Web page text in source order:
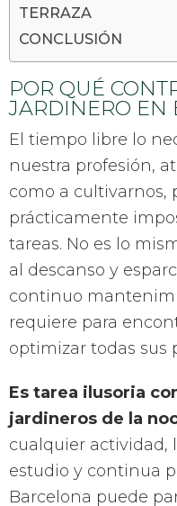
TERRAZA
CONCLUSIÓN
POR QUÉ
JARDINERO EN
El tiempo libre lo
nuestra profesión,
como a cultivarnos,
prácticamente
tareas. No es lo
al descanso y
continuo
requiere para
optimizar todas sus
Es tarea ilusoria
jardineros de la
cualquier actividad,
estudio y continua
Barcelona puede